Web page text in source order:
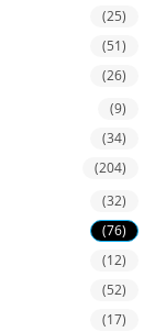
(25)
(51)
(26)
(9)
(34)
(204)
(32)
(76)
(12)
(52)
(17)